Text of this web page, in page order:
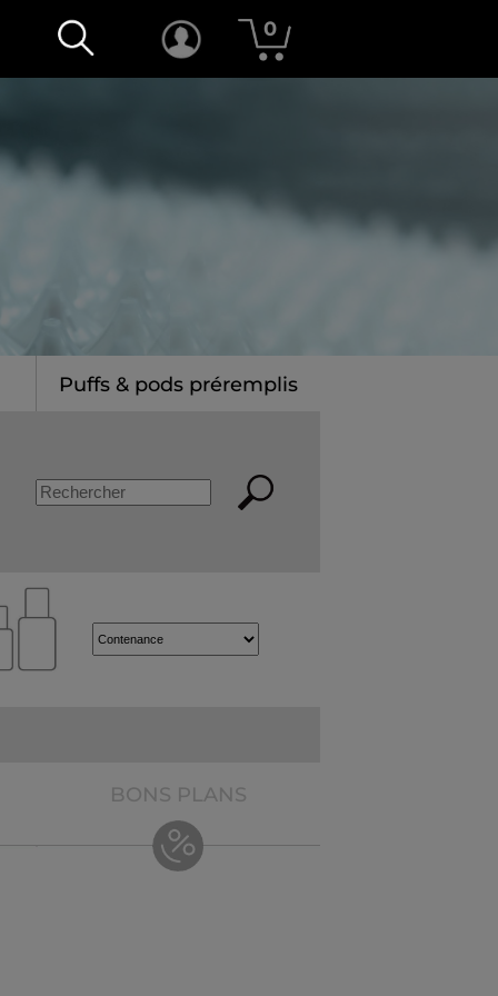
0
Puffs & pods préremplis
BONS PLANS